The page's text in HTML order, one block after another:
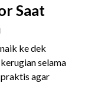
Saat
ke dek
selama
agar